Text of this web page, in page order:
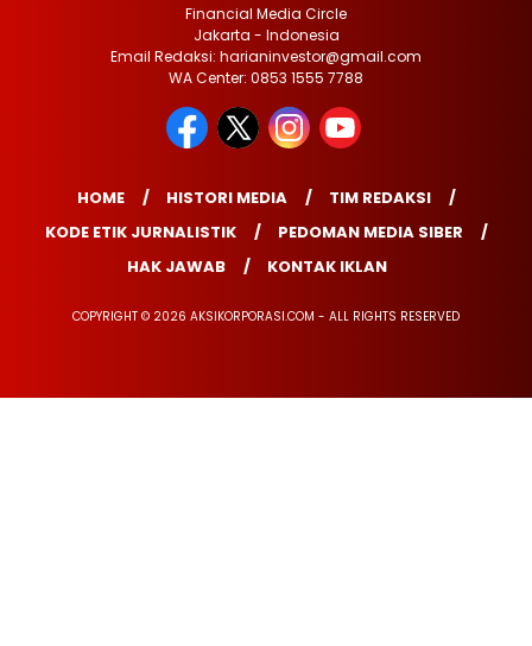
Financial Media Circle
Jakarta - Indonesia
Email Redaksi: harianinvestor@gmail.com
WA Center: 0853 1555 7788
HOME HISTORI MEDIA
TIM REDAKSI
KODE ETIK JURNALISTIK
PEDOMAN MEDIA SIBER
HAK JAWAB
KONTAK IKLAN
COPYRIGHT © 2026 AKSIKORPORASI.COM - ALL RIGHTS RESERVED